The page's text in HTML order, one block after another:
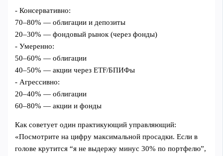
- Консервативно:
70–80% — облигации и депозиты
20–30% — фондовый рынок (через фонды)
- Умеренно:
50–60% — облигации
40–50% — акции через ETF/БПИФы
- Агрессивно:
20–40% — облигации
60–80% — акции и фонды
Как советует один практикующий управляющий:
«Посмотрите на цифру максимальной просадки. Если в
голове крутится “я не выдержу минус 30% по портфелю”,